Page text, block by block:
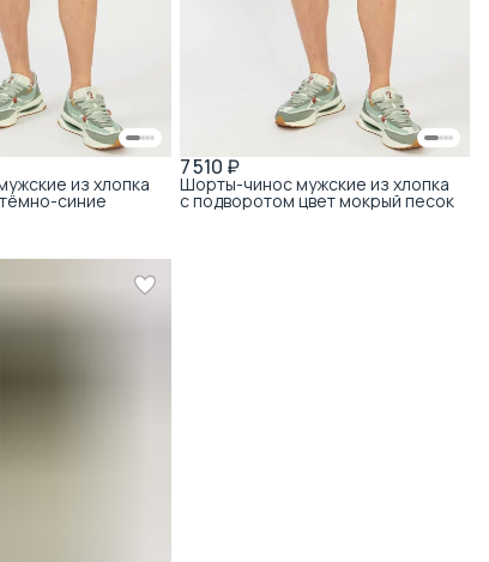
из хлопка
синие
7 510 ₽
Шорты-чинос мужские из хлопка
с подворотом цвет мокрый песок